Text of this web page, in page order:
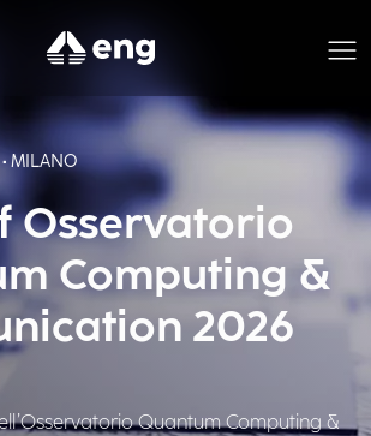
MILANO
Osservatorio
Computing &
2026
Quantum Computing &